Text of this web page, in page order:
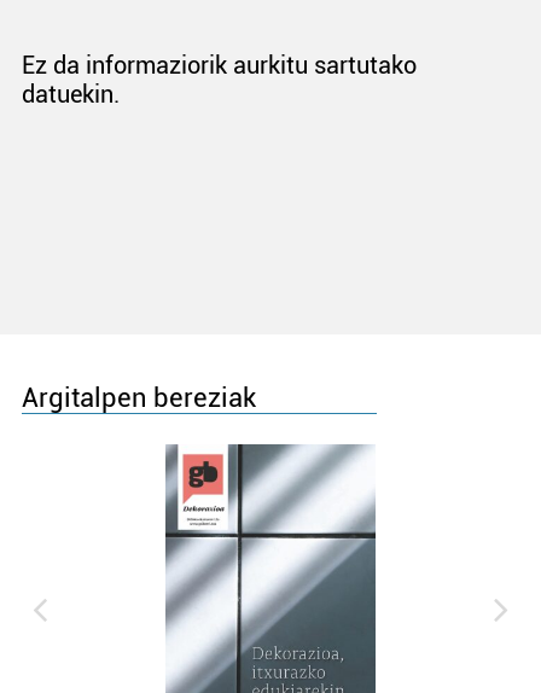
Ez da informaziorik aurkitu sartutako
datuekin.
Argitalpen bereziak